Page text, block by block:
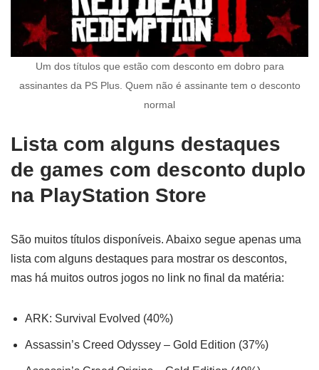
Um dos títulos que estão com desconto em dobro para
assinantes da PS Plus. Quem não é assinante tem o desconto
normal
Lista com alguns destaques
de games com desconto duplo
na PlayStation Store
São muitos títulos disponíveis. Abaixo segue apenas uma
lista com alguns destaques para mostrar os descontos,
mas há muitos outros jogos no link no final da matéria:
ARK: Survival Evolved (40%)
Assassin’s Creed Odyssey – Gold Edition (37%)